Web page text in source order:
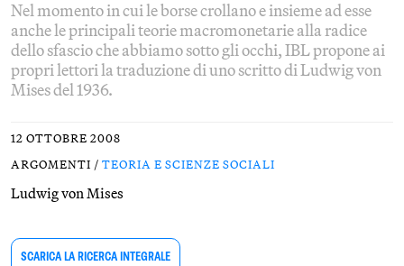
Nel momento in cui le borse crollano e insieme ad esse
anche le principali teorie macromonetarie alla radice
dello sfascio che abbiamo sotto gli occhi, IBL propone ai
propri lettori la traduzione di uno scritto di Ludwig von
Mises del 1936.
12 OTTOBRE 2008
ARGOMENTI / TEORIA E SCIENZE SOCIALI
Ludwig von Mises
SCARICA LA RICERCA INTEGRALE